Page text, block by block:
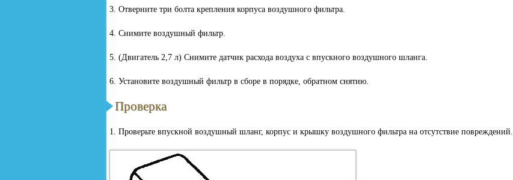
3. Отверните три болта крепления корпуса воздушного фильтра.
4. Снимите воздушный фильтр.
5. (Двигатель 2,7 л) Снимите датчик расхода воздуха с впускного воздушного шланга.
6. Установите воздушный фильтр в сборе в порядке, обратном снятию.
Проверка
1. Проверьте впускной воздушный шланг, корпус и крышку воздушного фильтра на отсутствие повреждений.